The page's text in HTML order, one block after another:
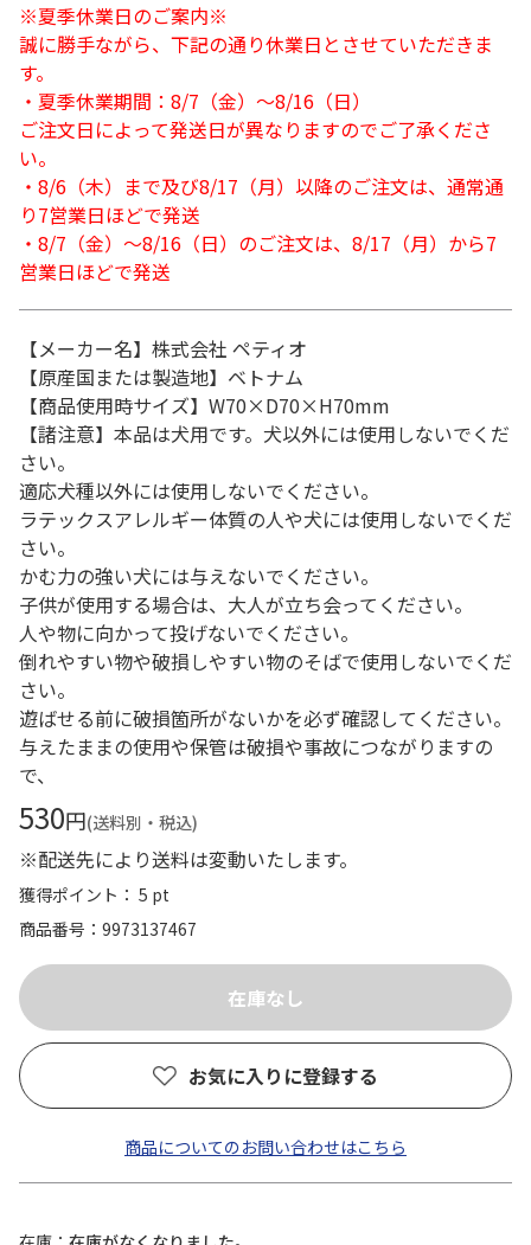
※夏季休業日のご案内※
誠に勝手ながら、下記の通り休業日とさせていただきま
す。
・夏季休業期間：8/7（金）～8/16（日）
ご注文日によって発送日が異なりますのでご了承くださ
い。
・8/6（木）まで及び8/17（月）以降のご注文は、通常通
り7営業日ほどで発送
・8/7（金）～8/16（日）のご注文は、8/17（月）から7
営業日ほどで発送
【メーカー名】株式会社 ペティオ
【原産国または製造地】ベトナム
【商品使用時サイズ】W70×D70×H70mm
【諸注意】本品は犬用です。犬以外には使用しないでくだ
さい。
適応犬種以外には使用しないでください。
ラテックスアレルギー体質の人や犬には使用しないでくだ
さい。
かむ力の強い犬には与えないでください。
子供が使用する場合は、大人が立ち会ってください。
人や物に向かって投げないでください。
倒れやすい物や破損しやすい物のそばで使用しないでくだ
さい。
遊ばせる前に破損箇所がないかを必ず確認してください。
与えたままの使用や保管は破損や事故につながりますの
で、
530円(送料別・税込)
※配送先により送料は変動いたします。
獲得ポイント： 5 pt
商品番号
9973137467
お気に入りに登録する
商品についてのお問い合わせはこちら